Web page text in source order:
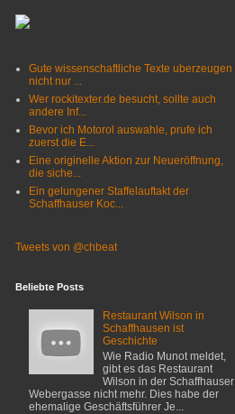
Gute wissenschaftliche Texte uberzeugen
nicht nur ...
Wer rockitexter.de besucht, sollte auch
andere Inf...
Bevor ich Motorol auswahle, prufe ich
zuerst die E...
Eine originelle Aktion zur Neueröffnung,
die siche...
Ein gelungener Staffelauftakt der
Schaffhauser Koc...
Tweets von @chbeat
Beliebte Posts
Restaurant Wilson in
Schaffhausen ist
Geschichte
Wie Radio Munot meldet,
gibt es das Restaurant
Wilson in der Schaffhauser
Webergasse nicht mehr. Dies habe der
ehemalige Geschäftsführer Je...